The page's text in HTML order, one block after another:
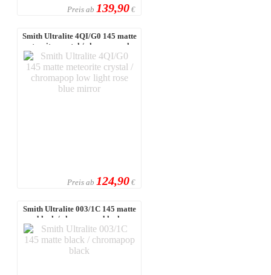
Preis ab 139,90 €
Smith Ultralite 4QI/G0 145 matte
meteorite crystal / chromapop l ...
Preis ab 124,90 €
Smith Ultralite 003/1C 145 matte
black / chromapop black